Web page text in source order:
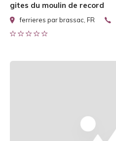
gites du moulin de record
ferrieres par brassac, FR